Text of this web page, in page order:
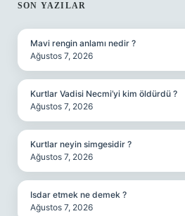
SIDEBAR
SON YAZILAR
Mavi rengin anlamı nedir ?
Ağustos 7, 2026
Kurtlar Vadisi Necmi’yi kim öldürdü ?
Ağustos 7, 2026
Kurtlar neyin simgesidir ?
Ağustos 7, 2026
Isdar etmek ne demek ?
Ağustos 7, 2026